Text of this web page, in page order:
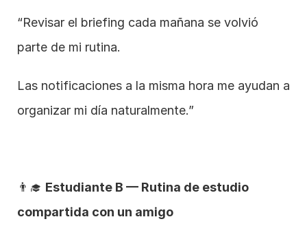
“Revisar el briefing cada mañana se volvió
parte de mi rutina.
Las notificaciones a la misma hora me ayudan a
organizar mi día naturalmente.”
👨‍🎓 Estudiante B — Rutina de estudio
compartida con un amigo